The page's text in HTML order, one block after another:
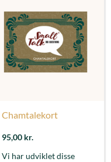
Chamtalekort
95,00 kr.
Vi har udviklet disse